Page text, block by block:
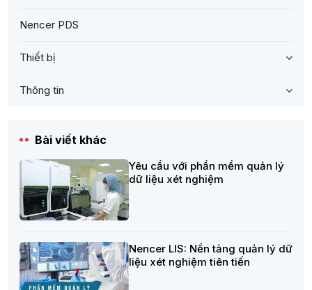
Nencer PDS
Thiết bị
Thông tin
Bài viết khác
Yêu cầu với phần mềm quản lý
dữ liệu xét nghiệm
Nencer LIS: Nền tảng quản lý dữ
liệu xét nghiệm tiên tiến